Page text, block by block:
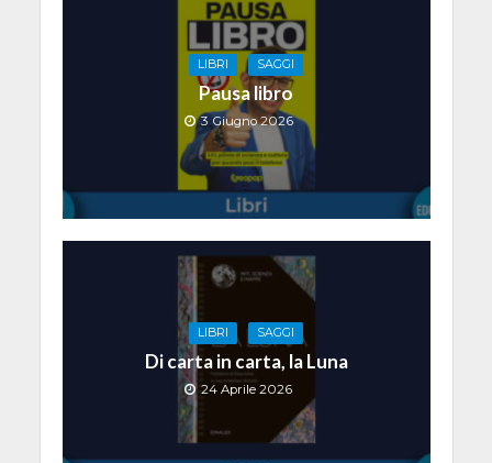
LIBRI SAGGI
Pausa libro
3 Giugno 2026
LIBRI SAGGI
Di carta in carta, la Luna
24 Aprile 2026